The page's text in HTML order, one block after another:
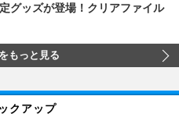
グッズが登場！クリアファイル
もっと見る
クアップ